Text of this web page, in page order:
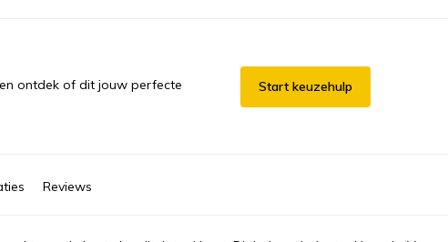
ontdek of dit jouw perfecte
Start keuzehulp
Reviews